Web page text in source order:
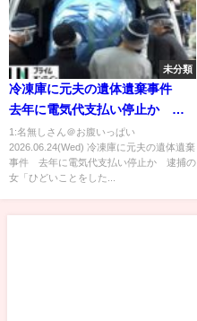
未分類
冷凍庫に元夫の遺体遺棄事件
去年に電気代支払い停止か 逮
捕の女「ひどいことをした」
神戸
1:名無しさん＠お腹いっぱい
2026.06.24(Wed) 冷凍庫に元夫の遺体遺棄
事件 去年に電気代支払い停止か 逮捕の
女「ひどいことをした...